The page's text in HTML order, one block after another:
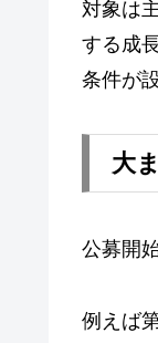
対象は
する成
条件が
大
公募開
例えば